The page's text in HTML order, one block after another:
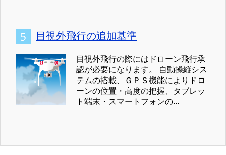
目視外飛行の追加基準
目視外飛行の際にはドローン飛行承
認が必要になります。 自動操縦シス
テムの搭載、ＧＰＳ機能によりドロ
ーンの位置・高度の把握、タブレッ
ト端末・スマートフォンの...